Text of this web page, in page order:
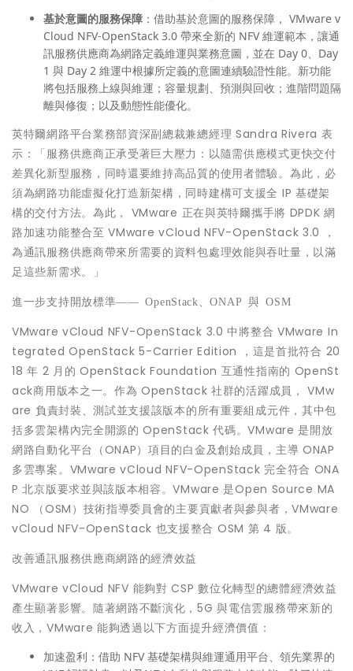
基於意圖的服務保障 ：借助基於意圖的服務保障， VMware v
Cloud NFV-OpenStack 3.0 帶來全新的 NFV 維運範本，讓通
訊服務供應商為網路定義維運與業務意圖，並在 Day 0、Day
1 與 Day 2 維運中根據所定義的意圖連續驗證性能。新功能
將包括服務上線與維運；容量規劃、預測與回收；進階問題隔
離與修復；以及動態性能優化。
英特爾網路平台業務部資深副總裁兼總經理 Sandra Rivera 表
示：「服務供應商正承受著巨大壓力：以隨需供應模式更快交付
差異化新型服務，同時還要維持高品質的使用者體驗。為此，必
須為網路功能虛擬化打造新架構，同時建構可支援全 IP 基礎架
構的交付方法。為此， VMware 正在與英特爾攜手將 DPDK 網
路加速功能整合至 VMware vCloud NFV-OpenStack 3.0 ，
為通訊服務供應商帶來所需要的資料包處理效能與吞吐量，以滿
足這些新需求。」
進一步支持開放標準—— OpenStack 、ONAP 與 OSM
VMware vCloud NFV-OpenStack 3.0 中將整合 VMware In
tegrated OpenStack 5-Carrier Edition ，這是首批符合 20
18 年 2 月的 OpenStack Foundation 互通性指南的 OpenSt
ack商用版本之一。作為 OpenStack 社群的活躍成員， VMw
are 負責封裝、測試並支援該版本的所有重要組成元件，其中包
括多雲架構內完全開源的 OpenStack 代碼。VMware 是開放
網路自動化平台（ONAP）項目的白金及創始成員，主導 ONAP
多雲專案。VMware vCloud NFV-OpenStack 完全符合 ONA
P 北京版要求並與該版本相容。VMware 是Open Source MA
NO （OSM）技術指導委員會的主要貢獻者與參與者，VMware
vCloud NFV-OpenStack 也支援整合 OSM 第 4 版。
改善通訊服務供應商網路的經濟效益
VMware vCloud NFV 能夠對 CSP 數位化轉型的總體經濟效益
產生顯著影響。隨著網路不斷演化，5G 與電信雲服務帶來新的
收入，VMware 能夠透過以下方面提升經濟價值：
加速盈利 ：借助 NFV 基礎架構與維運通用平台、領先業界的